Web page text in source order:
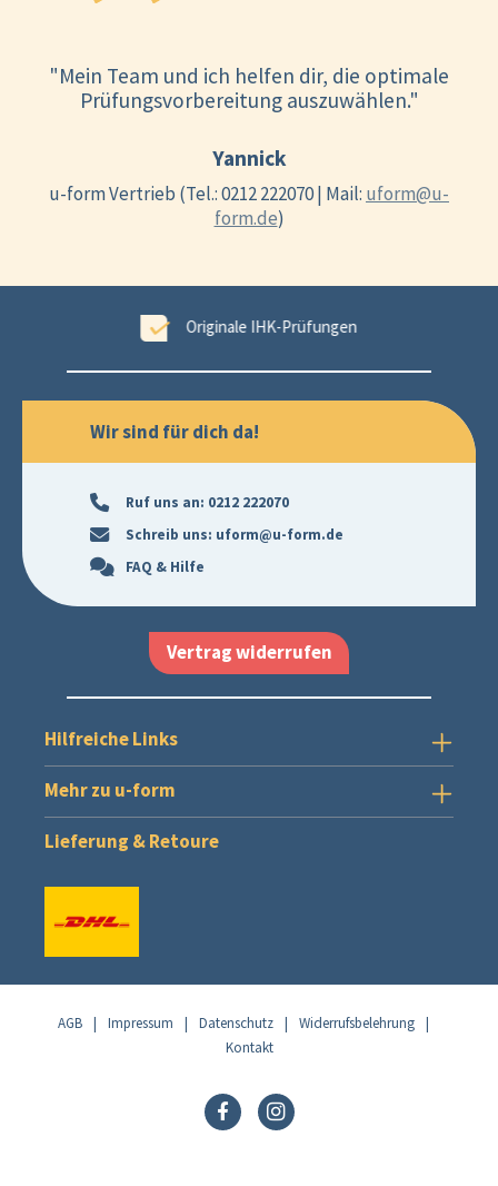
"Mein Team und ich helfen dir, die optimale
Prüfungsvorbereitung auszuwählen."
Yannick
u-form Vertrieb (Tel.: 0212 222070 | Mail: uform@u-
form.de)
99,6 % Erfolgsgarantie
Wir sind für dich da!
Ruf uns an: 0212 222070
Schreib uns: uform@u-form.de
FAQ & Hilfe
Vertrag widerrufen
Hilfreiche Links
Mehr zu u-form
Lieferung & Retoure
AGB | Impressum | Datenschutz | Widerrufsbelehrung |
Kontakt